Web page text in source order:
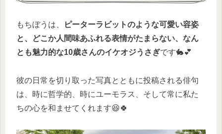
もちぼうは、
ピーターラビットのような可愛い容姿
と、どこか人間味あふれる表情がたまらない、なん
とも魅力的な10歳さんのイケオジうさぎです🐇💕
彼の日常を切り取った写真とともに投稿される俳句
は、時に哲学的、時にユーモラス、そして常に私た
ちの心を和ませてくれます😆🍀